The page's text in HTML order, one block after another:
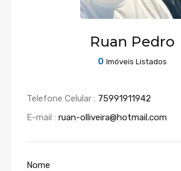
Ruan Pedro
0 Imóveis Listados
Telefone Celular : 75991911942
E-mail : ruan-olliveira@hotmail.com
Nome